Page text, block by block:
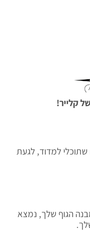
קלייר!
שתוכלי למדוד, לגעת
הגוף שלך, נמצא